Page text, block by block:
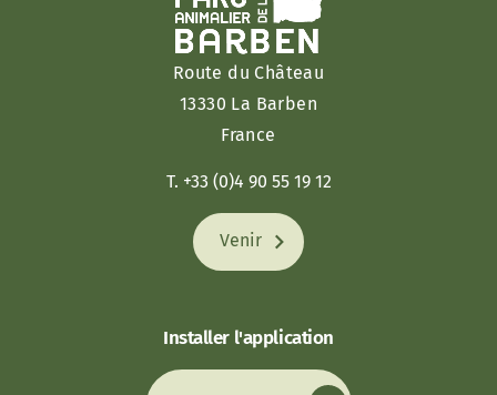
Route du Château
13330 La Barben
France
T. +33 (0)4 90 55 19 12
Venir
Installer l'application